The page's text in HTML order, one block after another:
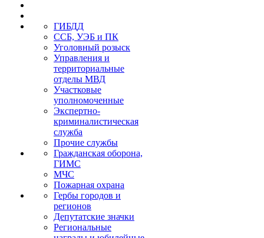
ГИБДД
ССБ, УЭБ и ПК
Уголовный розыск
Управления и
территориальные
отделы МВД
Участковые
уполномоченные
Экспертно-
криминалистическая
служба
Прочие службы
Гражданская оборона,
ГИМС
МЧС
Пожарная охрана
Гербы городов и
регионов
Депутатские значки
Региональные